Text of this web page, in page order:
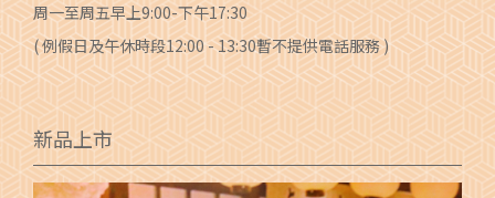
周一至周五早上9:00-下午17:30
( 例假日及午休時段12:00 - 13:30暫不提供電話服務 )
新品上市